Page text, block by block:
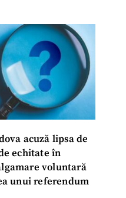
acuză lipsa de
echitate în
voluntară
unui referendum